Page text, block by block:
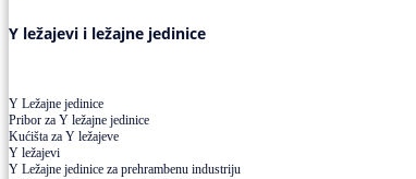
Y ležajevi i ležajne jedinice
Y Ležajne jedinice
Pribor za Y ležajne jedinice
Kućišta za Y ležajeve
Y ležajevi
Y Ležajne jedinice za prehrambenu industriju